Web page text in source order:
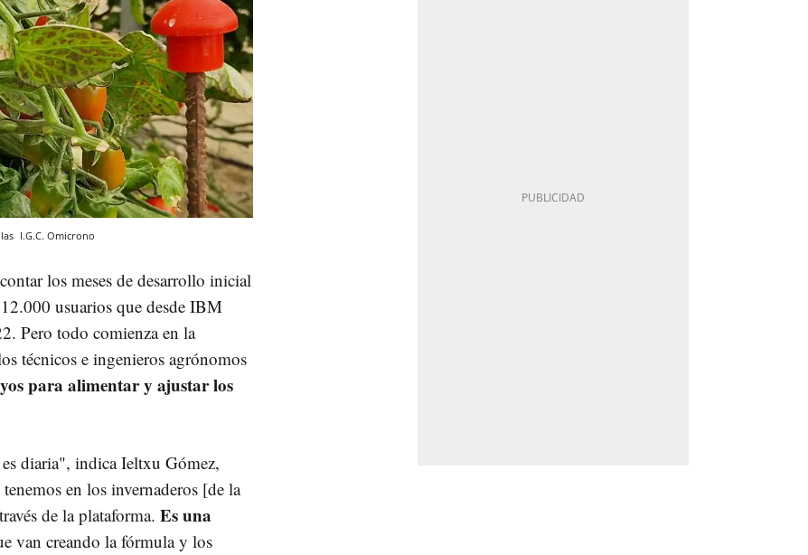
I.G.C. Omicrono
los meses de desarrollo inicial
usuarios que desde IBM
Pero todo comienza en la
técnicos e ingenieros agrónomos
para alimentar y ajustar los
diaria", indica Ieltxu Gómez,
en los invernaderos [de la
de la plataforma. Es una
van creando la fórmula y los